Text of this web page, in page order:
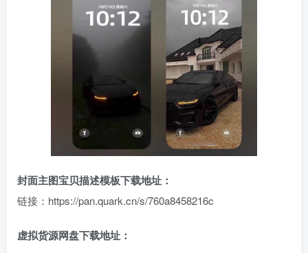
封面主图宝贝描述模板下载地址：
链接：https://pan.quark.cn/s/760a8458216c
虚拟货源网盘下载地址：